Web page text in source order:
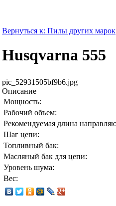
Вернуться к: Пилы других марок
Husqvarna 555
pic_52931505bf9b6.jpg
Описание
Мощность:
Рабочий объем:
Рекомендуемая длина
Шаг цепи:
Топливный бак:
Масляный бак для цепи:
Уровень шума:
Вес: